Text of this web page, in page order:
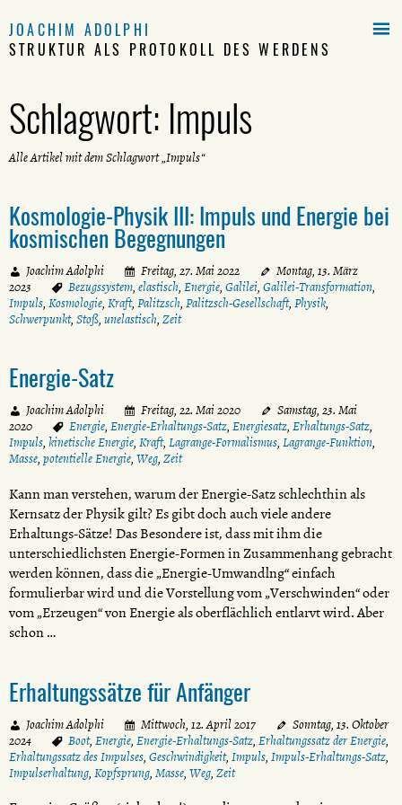
JOACHIM ADOLPHI
STRUKTUR ALS PROTOKOLL DES WERDENS
Schlagwort: Impuls
Alle Artikel mit dem Schlagwort „Impuls“
Kosmologie-Physik III: Impuls und Energie bei
kosmischen Begegnungen
Joachim Adolphi Freitag, 27. Mai 2022
Montag, 13. März
2023
Bezugssystem, elastisch, Energie, Galilei, Galilei-Transformation,
Impuls, Kosmologie, Kraft, Palitzsch, Palitzsch-Gesellschaft, Physik,
Schwerpunkt, Stoß, unelastisch, Zeit
Energie-Satz
Joachim Adolphi Freitag, 22. Mai 2020
Samstag, 23. Mai
2020
Energie, Energie-Erhaltungs-Satz, Energiesatz, Erhaltungs-Satz,
Impuls, kinetische Energie, Kraft, Lagrange-Formalismus, Lagrange-Funktion,
Masse, potentielle Energie, Weg, Zeit
Kann man verstehen, warum der Energie-Satz schlechthin als
Kernsatz der Physik gilt? Es gibt doch auch viele andere
Erhaltungs-Sätze! Das Besondere ist, dass mit ihm die
unterschiedlichsten Energie-Formen in Zusammenhang gebracht
werden können, dass die „Energie-Umwandlng“ einfach
formulierbar wird und die Vorstellung vom „Verschwinden“ oder
vom „Erzeugen“ von Energie als oberflächlich entlarvt wird. Aber
schon …
Erhaltungssätze für Anfänger
Joachim Adolphi Mittwoch, 12. April 2017
Sonntag, 13. Oktober
2024
Boot, Energie, Energie-Erhaltungs-Satz, Erhaltungssatz der Energie,
Erhaltungssatz des Impulses, Geschwindigkeit, Impuls, Impuls-Erhaltungs-Satz,
Impulserhaltung, Kopfsprung, Masse, Weg, Zeit
